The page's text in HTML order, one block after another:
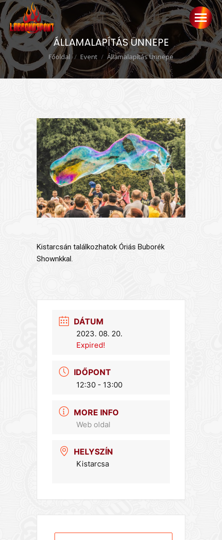
ÁLLAMALAPÍTÁS ÜNNEPE
Ön itt van:
Főoldal Event Államalapítás Ünnepe
Kistarcsán találkozhatok Óriás Buborék
Shownkkal.
DÁTUM
2023. 08. 20.
Expired!
IDŐPONT
12:30 - 13:00
MORE INFO
Web oldal
HELYSZÍN
Kistarcsa